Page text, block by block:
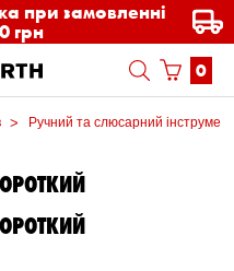
при замовленні
грн
0
Ручний та слюсарний інструмент